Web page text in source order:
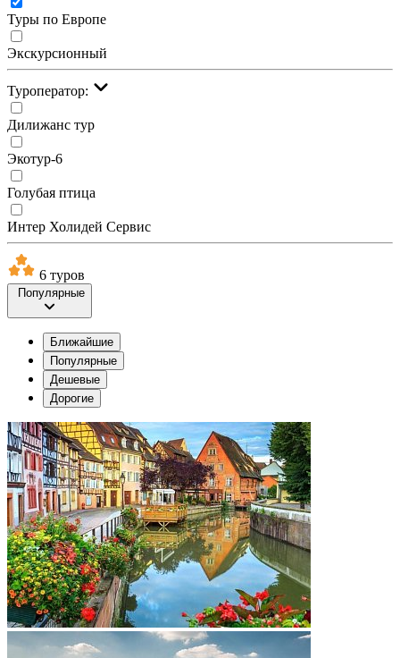
Туры по Европе
Экскурсионный
Туроператор:
Дилижанс тур
Экотур-6
Голубая птица
Интер Холидей Сервис
6 туров
Популярные
Ближайшие
Популярные
Дешевые
Дорогие